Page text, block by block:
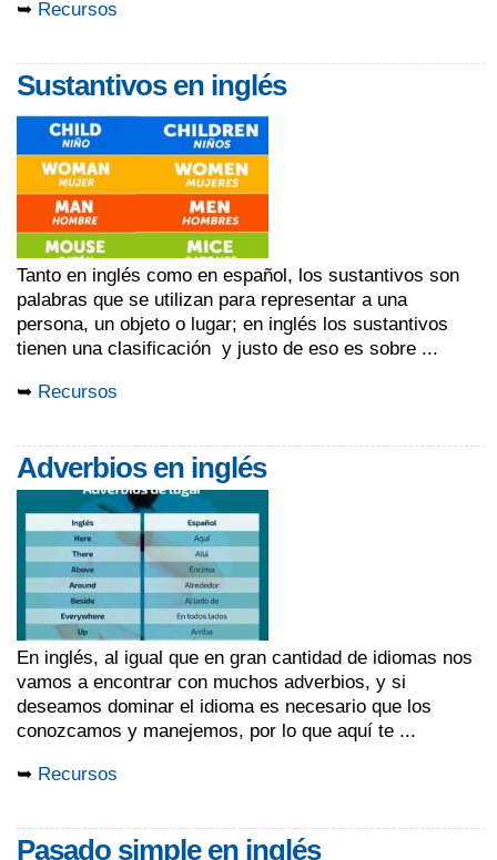
➥ Recursos
Sustantivos en inglés
Tanto en inglés como en español, los sustantivos son
palabras que se utilizan para representar a una
persona, un objeto o lugar; en inglés los sustantivos
tienen una clasificación y justo de eso es sobre ...
➥ Recursos
Adverbios en inglés
En inglés, al igual que en gran cantidad de idiomas nos
vamos a encontrar con muchos adverbios, y si
deseamos dominar el idioma es necesario que los
conozcamos y manejemos, por lo que aquí te ...
➥ Recursos
Pasado simple en inglés